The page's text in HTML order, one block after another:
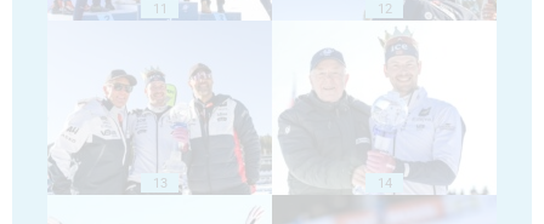
11 12
13 14